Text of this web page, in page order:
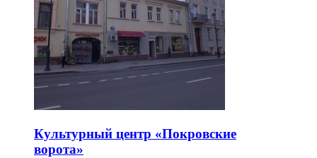
Культурный центр «Покровские
ворота»